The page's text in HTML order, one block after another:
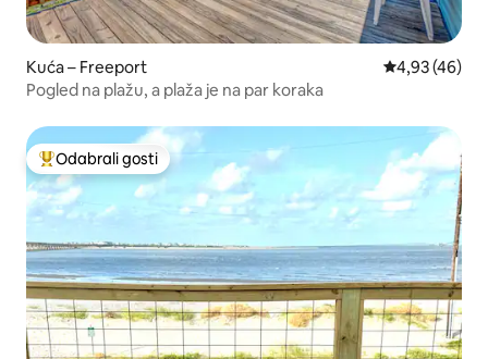
Kuća – Freeport Prosječna
4,93 (46)
Pogled na plažu, a plaža je na par koraka
Među najviše rangiranima s oznakom „Odabrali gosti”
Odabrali gosti